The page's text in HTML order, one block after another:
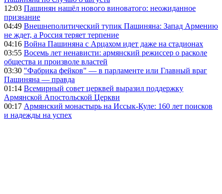
12:03 Пашинян нашёл нового виноватого: неожиданное
признание
04:49 Внешнеполитический тупик Пашиняна: Запад Армению
не ждет, а Россия теряет терпение
04:16 Война Пашиняна с Арцахом идет даже на стадионах
03:55 Восемь лет ненависти: армянский режиссер о расколе
общества и произволе властей
03:30 "Фабрика фейков" — в парламенте или Главный враг
Пашиняна — правда
01:14 Всемирный совет церквей выразил поддержку
Армянской Апостольской Церкви
00:17 Армянский монастырь на Иссык-Куле: 160 лет поисков
и надежды на успех